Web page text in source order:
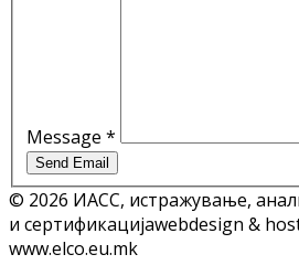
Message *
Send Email
© 2026 ИАСС, истражување,
и сертификацијаwebdesign &
www.elco.eu.mk